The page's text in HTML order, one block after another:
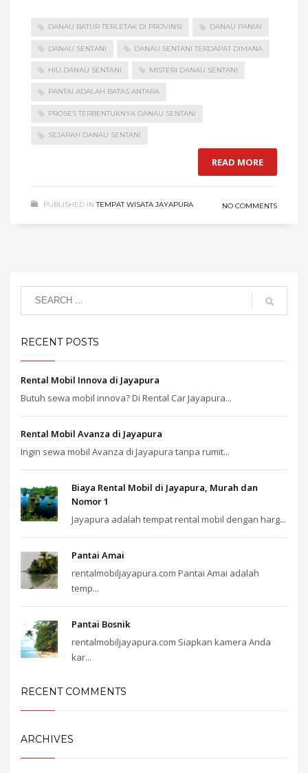
DANAU BATUR TERLETAK DI PROVINSI DANAU PANIAI
DANAU SENTANI DANAU SENTANI TERDAPAT DIMANA
HIU DANAU SENTANI MISTERI DANAU SENTANI
PANTAI ADALAH BATAS ANTARA
PROSES TERBENTUKNYA DANAU SENTANI
SEJARAH DANAU SENTANI
READ MORE
PUBLISHED IN TEMPAT WISATA JAYAPURA NO COMMENTS
RECENT POSTS
Rental Mobil Innova di Jayapura
Butuh sewa mobil innova? Di Rental Car Jayapura...
Rental Mobil Avanza di Jayapura
Ingin sewa mobil Avanza di Jayapura tanpa rumit...
Biaya Rental Mobil di Jayapura, Murah dan
Nomor 1
Jayapura adalah tempat rental mobil dengan harg...
Pantai Amai
rentalmobiljayapura.com Pantai Amai adalah
temp...
Pantai Bosnik
rentalmobiljayapura.com Siapkan kamera Anda
kar...
RECENT COMMENTS
ARCHIVES